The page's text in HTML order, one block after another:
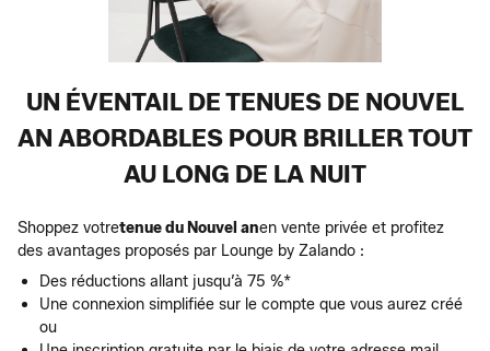
UN ÉVENTAIL DE TENUES DE NOUVEL
AN ABORDABLES POUR BRILLER TOUT
AU LONG DE LA NUIT
Shoppez votretenue du Nouvel anen vente privée et profitez
des avantages proposés par Lounge by Zalando :
Des réductions allant jusqu’à 75 %*
Une connexion simplifiée sur le compte que vous aurez créé
ou